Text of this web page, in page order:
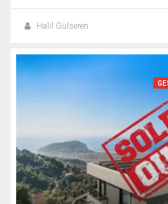
Halil Gülseren